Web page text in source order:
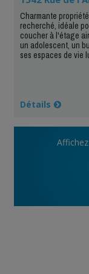
Charmante
recherché, idéale
coucher à l'étage
un adolescent, un
ses espaces de vie
Détails